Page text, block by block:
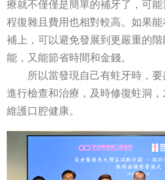
療就不僅僅是簡單的補牙了，可
程復雜且費用也相對較高。如果
補上，可以避免發展到更嚴重的
能，又能節省時間和金錢。
所以當發現自己有蛀牙時，要
進行檢查和治療，及時修復蛀洞，
維護口腔健康。